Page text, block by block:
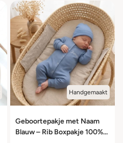
Handgemaakt
Geboortepakje met Naam
Blauw – Rib Boxpakje 100%